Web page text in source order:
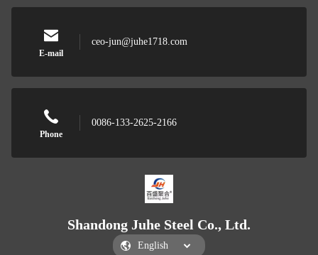
E-mail
ceo-jun@juhe1718.com
Phone
0086-133-2625-2166
Shandong Juhe Steel Co., Ltd.